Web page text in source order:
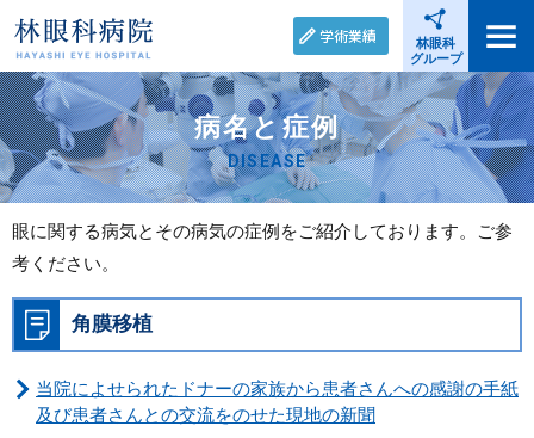
学術業績
林眼科
グループ
病名と症例
DISEASE
眼に関する病気とその病気の症例をご紹介しております。ご参
考ください。
角膜移植
当院によせられたドナーの家族から患者さんへの感謝の手紙
及び患者さんとの交流をのせた現地の新聞